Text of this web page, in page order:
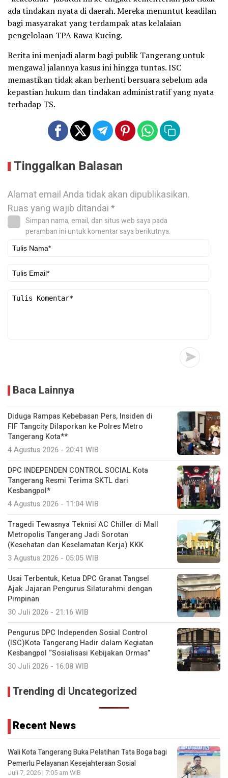
ada tindakan nyata di daerah. Mereka menuntut keadilan
bagi masyarakat yang terdampak atas kelalaian
pengelolaan TPA Rawa Kucing.
Berita ini menjadi alarm bagi publik Tangerang untuk
mengawal jalannya kasus ini hingga tuntas. ISC
memastikan tidak akan berhenti bersuara sebelum ada
kepastian hukum dan tindakan administratif yang nyata
terhadap TS.
Tinggalkan Balasan
Alamat email Anda tidak akan dipublikasikan.
Ruas yang wajib ditandai*
Simpan nama, email, dan situs web saya pada
peramban ini untuk komentar saya berikutnya.
Baca Lainnya
Diduga Rampas Kebebasan Pers, Insiden di
FIF Tangcity Dilaporkan ke Polres Metro
Tangerang Kota**
4 Agustus 2026 - 20:41 WIB
DPC INDEPENDEN CONTROL SOCIAL Kota
Tangerang Resmi Terima SKTL dari
Kesbangpol*
4 Agustus 2026 - 11:04 WIB
Tragedi Tewasnya Teknisi AC Chiller di Mall
Metropolis Tangerang Jadi Sorotan
(Kesehatan dan Keselamatan Kerja) KKK
3 Agustus 2026 - 05:05 WIB
Usai Terbentuk, Ketua DPC Granat Tangsel
Ajak Jajaran Pengurus Silaturahmi dengan
Pimpinan
30 Juli 2026 - 21:16 WIB
Pengurus DPC Independen Sosial Control
(ISC)Kota Tangerang Hadir dalam Kegiatan
Kesbangpol “Sosialisasi Kebijakan Ormas”
30 Juli 2026 - 16:08 WIB
Trending di Uncategorized
Recent News
Wali Kota Tangerang Buka Pelatihan Tata Boga bagi
Pemerlu Pelayanan Kesejahteraan Sosial
Juli 7, 2026 | 7:05 am WIB